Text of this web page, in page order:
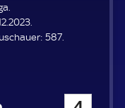
Z
587.